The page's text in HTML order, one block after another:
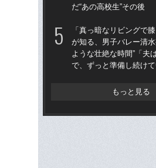
だ“あの高校生”その後
「真っ暗なリビングで
が知る、男子バレー清
ような壮絶な時間”「夫
で、ずっと準備し続けて
もっと見る